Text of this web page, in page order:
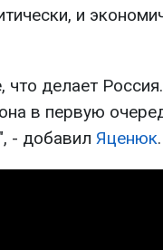
и
что делает
в первую
- добавил Яценюк.